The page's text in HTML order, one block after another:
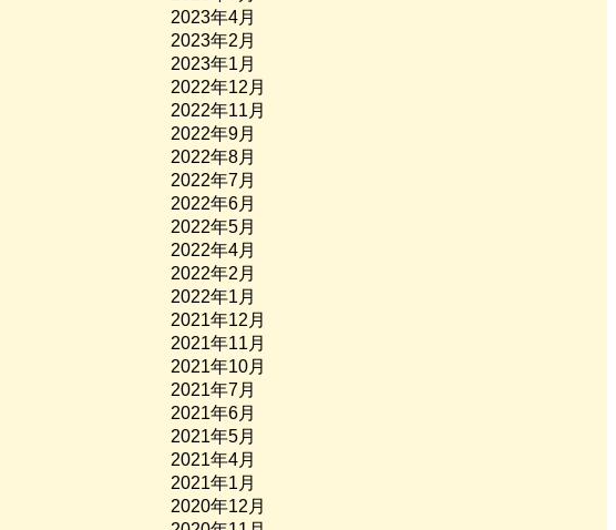
2023年4月
2023年2月
2023年1月
2022年12月
2022年11月
2022年9月
2022年8月
2022年7月
2022年6月
2022年5月
2022年4月
2022年2月
2022年1月
2021年12月
2021年11月
2021年10月
2021年7月
2021年6月
2021年5月
2021年4月
2021年1月
2020年12月